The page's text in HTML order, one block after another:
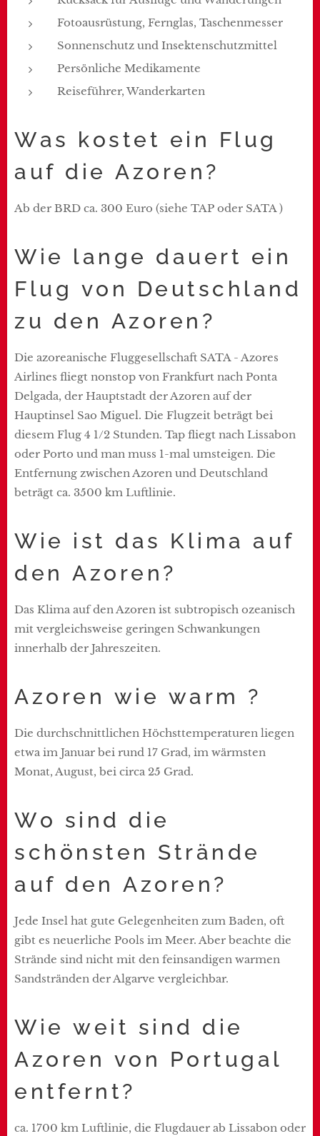
Fotoausrüstung, Fernglas, Taschenmesser
Sonnenschutz und Insektenschutzmittel
Persönliche Medikamente
Reiseführer, Wanderkarten
Was kostet ein Flug
auf die Azoren?
Ab der BRD ca. 300 Euro (siehe TAP oder SATA )
Wie lange dauert ein
Flug von Deutschland
zu den Azoren?
Die azoreanische Fluggesellschaft SATA - Azores
Airlines fliegt nonstop von Frankfurt nach Ponta
Delgada, der Hauptstadt der Azoren auf der
Hauptinsel Sao Miguel. Die Flugzeit beträgt bei
diesem Flug 4 1/2 Stunden. Tap fliegt nach Lissabon
oder Porto und man muss 1-mal umsteigen. Die
Entfernung zwischen Azoren und Deutschland
beträgt ca. 3500 km Luftlinie.
Wie ist das Klima auf
den Azoren?
Das Klima auf den Azoren ist subtropisch ozeanisch
mit vergleichsweise geringen Schwankungen
innerhalb der Jahreszeiten.
Azoren wie warm ?
Die durchschnittlichen Höchsttemperaturen liegen
etwa im Januar bei rund 17 Grad, im wärmsten
Monat, August, bei circa 25 Grad.
Wo sind die
schönsten Strände
auf den Azoren?
Jede Insel hat gute Gelegenheiten zum Baden, oft
gibt es neuerliche Pools im Meer. Aber beachte die
Strände sind nicht mit den feinsandigen warmen
Sandstränden der Algarve vergleichbar.
Wie weit sind die
Azoren von Portugal
entfernt?
ca. 1700 km Luftlinie, die Flugdauer ab Lissabon oder